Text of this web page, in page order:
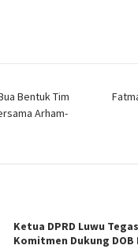
Bentuk Tim
Arham-
Ketua DPRD Luwu
Komitmen Dukung DOB